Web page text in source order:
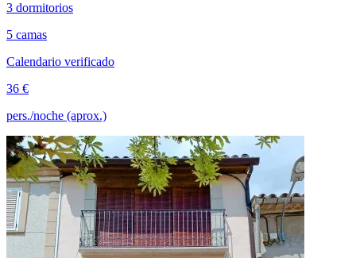
3 dormitorios
5 camas
Calendario verificado
36 €
pers./noche (aprox.)